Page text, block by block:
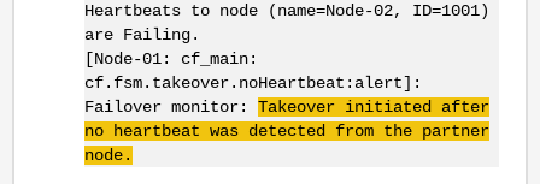
Heartbeats to node (name=Node-02, ID=1001)
are Failing.
[Node-01: cf_main:
cf.fsm.takeover.noHeartbeat:alert]:
Failover monitor: Takeover initiated after
no heartbeat was detected from the partner
node.